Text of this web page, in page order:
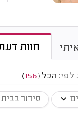
חוות
לפי: הכל (
156
)
סידור בבית